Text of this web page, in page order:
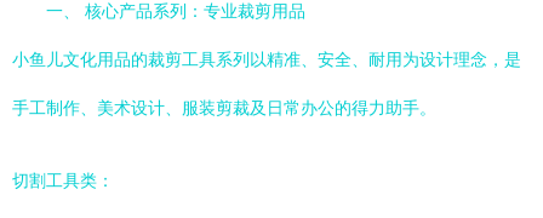
一、 核心产品系列：专业裁剪用品
小鱼儿文化用品的裁剪工具系列以精准、安全、耐用为设计理念，是
手工制作、美术设计、服装剪裁及日常办公的得力助手。
切割工具类：